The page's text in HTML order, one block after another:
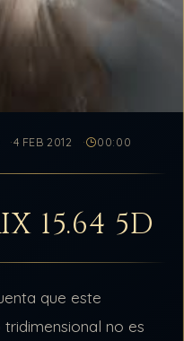
4 FEB 2012 00:00
15.64 5D
que este
no es